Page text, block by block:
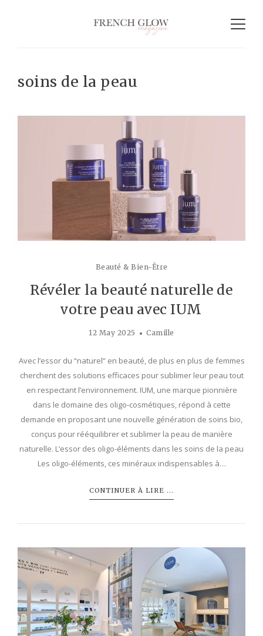
soins de la peau
Beauté & Bien-Être
Révéler la beauté naturelle de
votre peau avec IUM
12 May 2025 Camille
Avec l’essor du “naturel” en beauté, de plus en plus de femmes
cherchent des solutions efficaces pour sublimer leur peau tout
en respectant l’environnement. IUM, une marque pionnière
dans le domaine des oligo-cosmétiques, répond à cette
demande en proposant une nouvelle génération de soins bio,
conçus pour rééquilibrer et sublimer la peau de manière
naturelle. L’essor des oligo-éléments dans les soins de la peau
Les oligo-éléments, ces minéraux indispensables à…
CONTINUER À LIRE ...